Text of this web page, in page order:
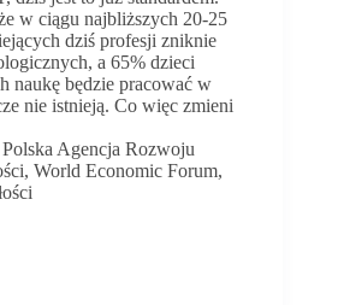
w ciągu najbliższych 20-25
dziś profesji zniknie
a 65% dzieci
naukę będzie pracować w
nie istnieją. Co więc zmieni
Polska Agencja Rozwoju
, World Economic Forum,